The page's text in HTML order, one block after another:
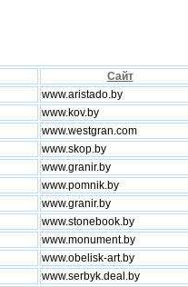
Сайт
www.aristado.by
www.kov.by
www.westgran.com
www.skop.by
www.granir.by
www.pomnik.by
www.granir.by
www.stonebook.by
www.monument.by
www.obelisk-art.by
www.serbyk.deal.by